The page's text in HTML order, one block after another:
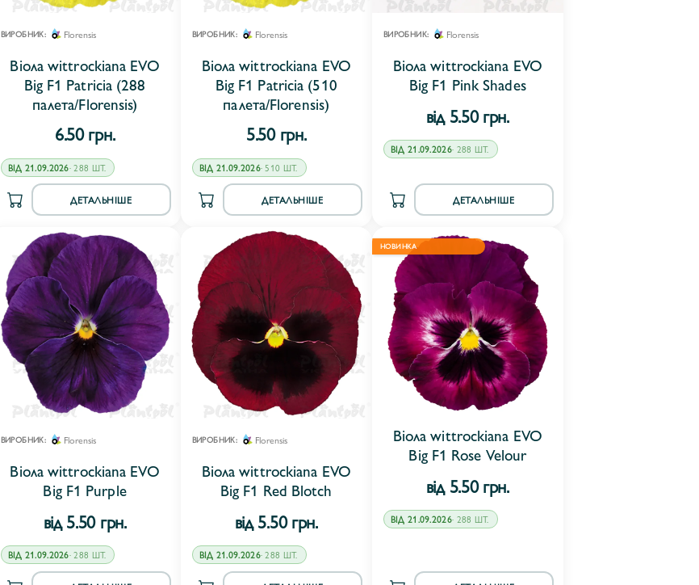
ВИРОБНИК: Florensis
Віола wittrockiana EVO
Big F1 Patricia (288
палета/Florensis)
6.50 грн.
ВІД 21.09.2026· 288 ШТ.
ДЕТАЛЬНІШЕ
ВИРОБНИК: Florensis
Віола wittrockiana EVO
Big F1 Patriciа (510
палета/Florensis)
5.50 грн.
ВІД 21.09.2026· 510 ШТ.
ДЕТАЛЬНІШЕ
ВИРОБНИК: Florensis
Віола wittrockiana EVO
Big F1 Pink Shades
від 5.50 грн.
ВІД 21.09.2026· 288 ШТ.
ДЕТАЛЬНІШЕ
ВИРОБНИК: Florensis
Віола wittrockiana EVO
Big F1 Purple
від 5.50 грн.
ВІД 21.09.2026· 288 ШТ.
ВИРОБНИК: Florensis
Віола wittrockiana EVO
Big F1 Red Blotch
від 5.50 грн.
ВІД 21.09.2026· 288 ШТ.
НОВИНКА
Віола wittrockiana EVO
Big F1 Rose Velour
від 5.50 грн.
ВІД 21.09.2026· 288 ШТ.